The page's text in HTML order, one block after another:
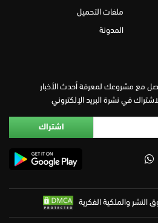
ملفات التحميل
المدونة
مع مشروعك لمعرفة أحدث الأخبار
في نشرة البريد الإلكتروني
النشر والملكية الفكرية